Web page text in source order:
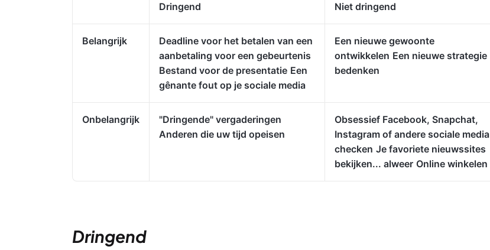
Dringend Niet dringend
Belangrijk
Deadline voor het betalen van een
aanbetaling voor een gebeurtenis
Bestand voor de presentatie Een
gênante fout op je sociale media
Een nieuwe gewoonte
ontwikkelen Een nieuwe strategie
bedenken
Onbelangrijk
"Dringende" vergaderingen
Anderen die uw tijd opeisen
Obsessief Facebook, Snapchat,
Instagram of andere sociale media
checken Je favoriete nieuwssites
bekijken... alweer Online winkelen
Dringend